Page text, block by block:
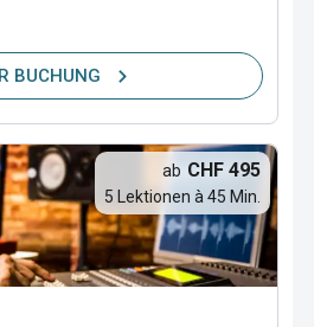
BUCHUNG
ab CHF 495
5 Lektionen à 45 Min.